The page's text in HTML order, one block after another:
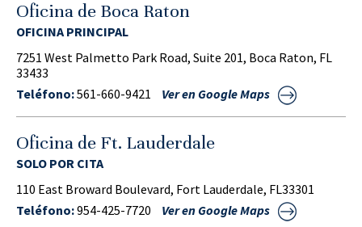
Oficina de Boca Raton
OFICINA PRINCIPAL
7251 West Palmetto Park Road, Suite 201, Boca Raton, FL
33433
Teléfono:561-660-9421 Ver en Google Maps
Oficina de Ft. Lauderdale
SOLO POR CITA
110 East Broward Boulevard, Fort Lauderdale, FL33301
Teléfono:954-425-7720 Ver en Google Maps